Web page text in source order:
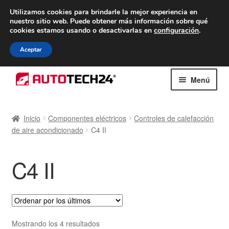
ENTREGA desde 7 EUR
De lunes a viernes de 9 a. m. a 4 p. m.
navegación
al
Menú
Caja registradora
Inicio Componentes eléctricos
Controles de calefacción
de aire acondicionado
C4 II
C4 II
Mostrando los 4 resultadosOrdenado
Utilizamos cookies para brindarle la mejor experiencia en
nuestro sitio web. Puede obtener más información sobre qué
cookies estamos usando o desactivarlas en configuración.
Aceptar